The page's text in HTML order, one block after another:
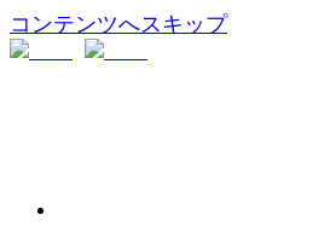
コンテンツへスキップ